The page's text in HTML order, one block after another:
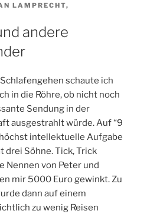
LAMPRECHT,
andere
schaute ich
in die Röhre, ob nicht noch
Sendung in der
ausgestrahlt würde. Auf “9
intellektuelle Aufgabe
drei Söhne. Tick, Trick
Nennen von Peter und
mir 5000 Euro gewinkt. Zu
dann auf einem
zu wenig Reisen